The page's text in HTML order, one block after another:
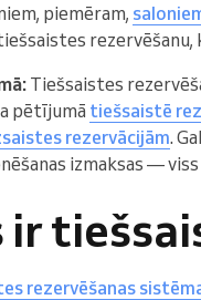
piemēram,
rezervēšanu,
Tiešsaistes
pētījumā tiešsaistē
rezervācijām.
izmaksas —
ir
rezervēšanas